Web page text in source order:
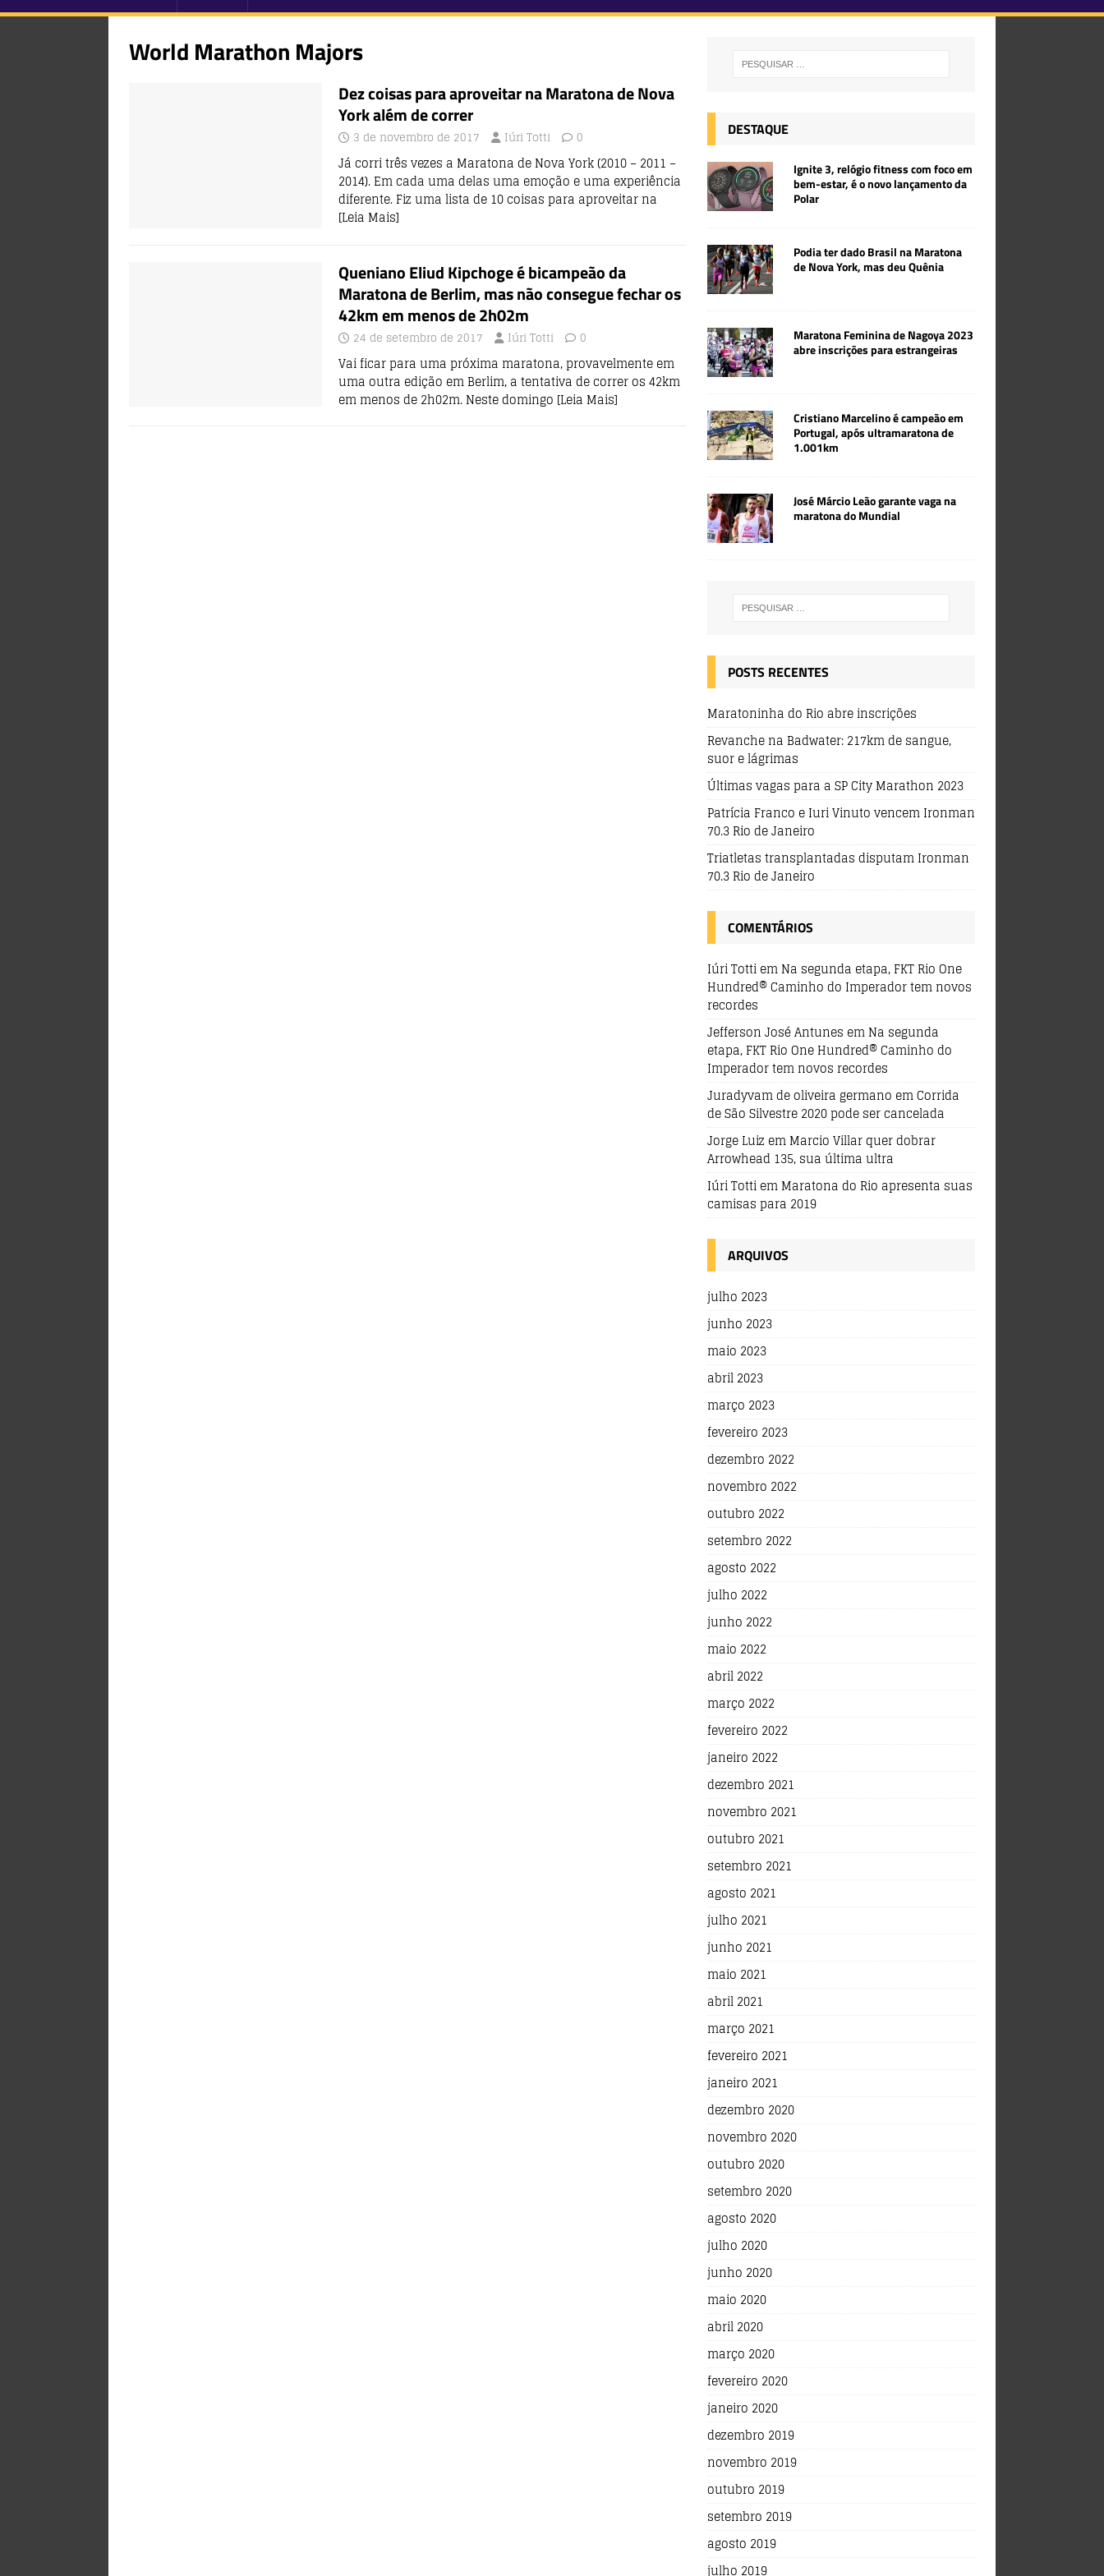
World Marathon Majors
Dez coisas para aproveitar na Maratona de Nova
York além de correr
3 de novembro de 2017 Iúri Totti 0
Já corri três vezes a Maratona de Nova York (2010 – 2011 –
2014). Em cada uma delas uma emoção e uma experiência
diferente. Fiz uma lista de 10 coisas para aproveitar na
[Leia Mais]
Queniano Eliud Kipchoge é bicampeão da
Maratona de Berlim, mas não consegue fechar os
42km em menos de 2h02m
24 de setembro de 2017 Iúri Totti 0
Vai ficar para uma próxima maratona, provavelmente em
uma outra edição em Berlim, a tentativa de correr os 42km
em menos de 2h02m. Neste domingo [Leia Mais]
DESTAQUE
Ignite 3, relógio fitness com foco em
bem-estar, é o novo lançamento da
Polar
Podia ter dado Brasil na Maratona
de Nova York, mas deu Quênia
Maratona Feminina de Nagoya 2023
abre inscrições para estrangeiras
Cristiano Marcelino é campeão em
Portugal, após ultramaratona de
1.001km
José Márcio Leão garante vaga na
maratona do Mundial
POSTS RECENTES
Maratoninha do Rio abre inscrições
Revanche na Badwater: 217km de sangue,
suor e lágrimas
Últimas vagas para a SP City Marathon 2023
Patrícia Franco e Iuri Vinuto vencem Ironman
70.3 Rio de Janeiro
Triatletas transplantadas disputam Ironman
70.3 Rio de Janeiro
COMENTÁRIOS
Iúri Tottiem Na segunda etapa, FKT Rio One
Hundred® Caminho do Imperador tem novos
recordes
Jefferson José Antunes em Na segunda
etapa, FKT Rio One Hundred® Caminho do
Imperador tem novos recordes
Juradyvam de oliveira germano emCorrida
de São Silvestre 2020 pode ser cancelada
Jorge Luizem Marcio Villar quer dobrar
Arrowhead 135, sua última ultra
Iúri Tottiem Maratona do Rio apresenta suas
camisas para 2019
ARQUIVOS
julho 2023
junho 2023
maio 2023
abril 2023
março 2023
fevereiro 2023
dezembro 2022
novembro 2022
outubro 2022
setembro 2022
agosto 2022
julho 2022
junho 2022
maio 2022
abril 2022
março 2022
fevereiro 2022
janeiro 2022
dezembro 2021
novembro 2021
outubro 2021
setembro 2021
agosto 2021
julho 2021
junho 2021
maio 2021
abril 2021
março 2021
fevereiro 2021
janeiro 2021
dezembro 2020
novembro 2020
outubro 2020
setembro 2020
agosto 2020
julho 2020
junho 2020
maio 2020
abril 2020
março 2020
fevereiro 2020
janeiro 2020
dezembro 2019
novembro 2019
outubro 2019
setembro 2019
agosto 2019
julho 2019